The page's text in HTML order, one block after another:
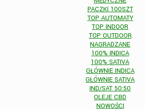
PACZKI 100SZT
TOP AUTOMATY
TOP INDOOR
TOP OUTDOOR
NAGRADZANE
100% INDICA
100% SATIVA
GŁÓWNIE INDICA
GŁÓWNIE SATIVA
IND/SAT 50:50
OLEJE CBD
NOWOŚCI